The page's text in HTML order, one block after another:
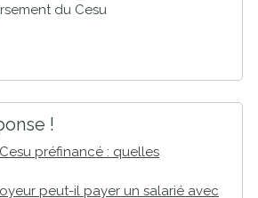
du Cesu
!
préfinancé : quelles
peut-il payer un salarié avec